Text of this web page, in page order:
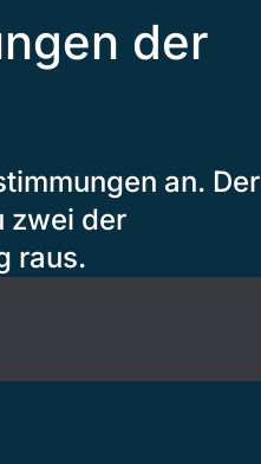
der
an. Der
zwei der
raus.